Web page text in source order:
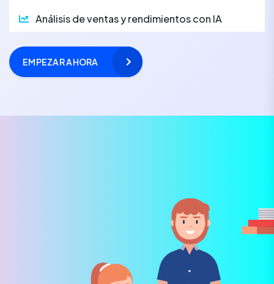
Análisis de ventas y rendimientos con IA
EMPEZAR AHORA